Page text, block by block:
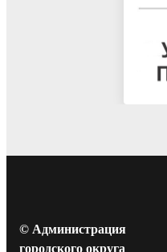
© Администрация
городского округа